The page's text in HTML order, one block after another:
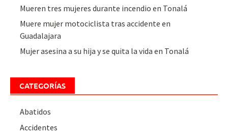
Mueren tres mujeres durante incendio en Tonalá
Muere mujer motociclista tras accidente en
Guadalajara
Mujer asesina a su hija y se quita la vida en Tonalá
CATEGORÍAS
Abatidos
Accidentes